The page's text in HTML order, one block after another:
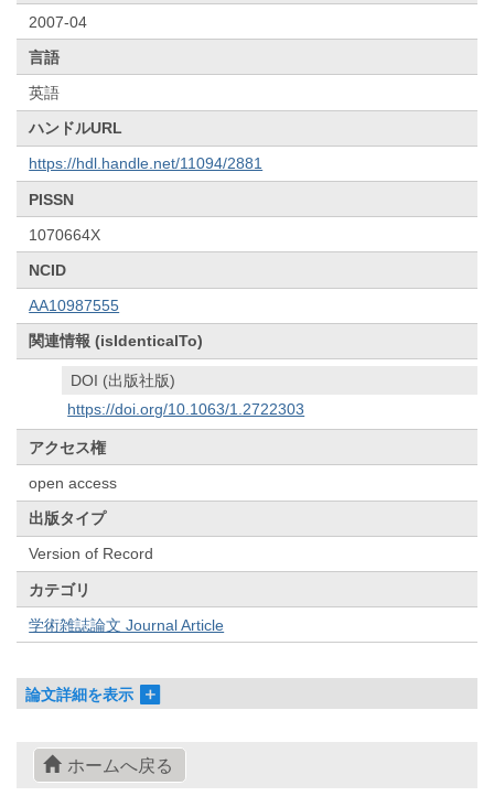
2007-04
言語
英語
ハンドルURL
https://hdl.handle.net/11094/2881
PISSN
1070664X
NCID
AA10987555
関連情報 (isIdenticalTo)
DOI (出版社版)
https://doi.org/10.1063/1.2722303
アクセス権
open access
出版タイプ
Version of Record
カテゴリ
学術雑誌論文 Journal Article
論文詳細を表示
ホームへ戻る